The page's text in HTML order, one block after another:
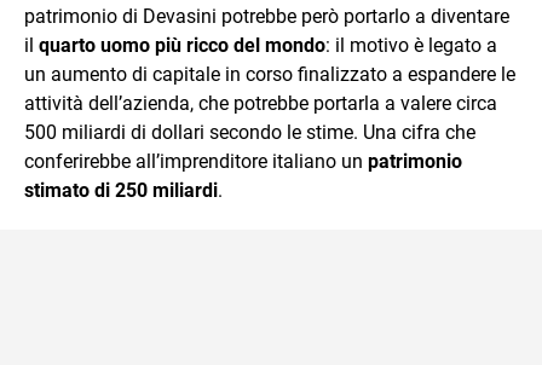
patrimonio di Devasini potrebbe però portarlo a diventare
il quarto uomo più ricco del mondo: il motivo è legato a
un aumento di capitale in corso finalizzato a espandere le
attività dell’azienda, che potrebbe portarla a valere circa
500 miliardi di dollari secondo le stime. Una cifra che
conferirebbe all’imprenditore italiano un patrimonio
stimato di 250 miliardi.